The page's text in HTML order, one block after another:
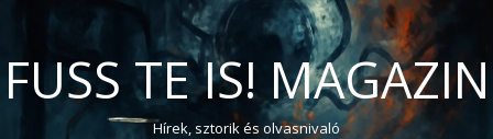
FUSS TE IS! MAGAZIN
Hírek, sztorik és olvasnivaló